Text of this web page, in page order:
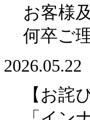
お客様
何卒ご
2026.05.22
【お詫